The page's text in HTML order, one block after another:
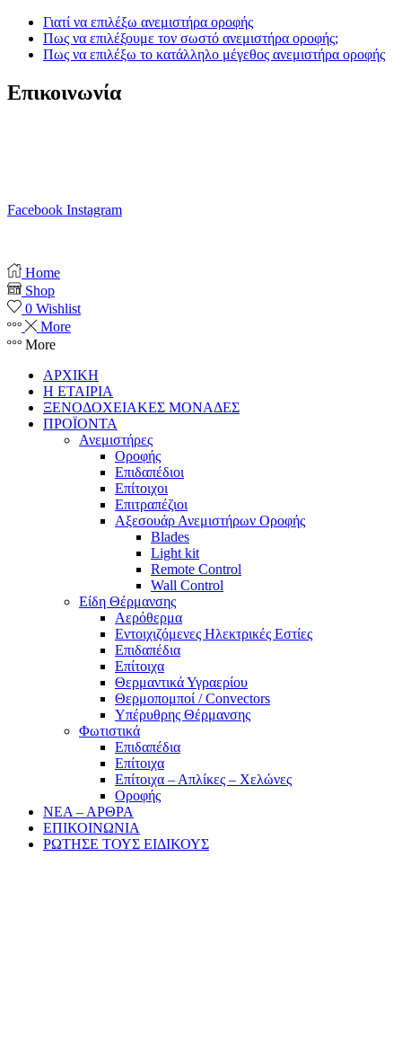
Γιατί να επιλέξω ανεμιστήρα οροφής
Πως να επιλέξουμε τον σωστό ανεμιστήρα οροφής;
Πως να επιλέξω το κατάλληλο μέγεθος ανεμιστήρα οροφής
Επικοινωνία
Facebook Instagram
Home
Shop
0 Wishlist
More
More
ΑΡΧΙΚΗ
Η ΕΤΑΙΡΙΑ
ΞΕΝΟΔΟΧΕΙΑΚΕΣ ΜΟΝΑΔΕΣ
ΠΡΟΪΟΝΤΑ
Ανεμιστήρες
Οροφής
Επιδαπέδιοι
Επίτοιχοι
Επιτραπέζιοι
Αξεσουάρ Ανεμιστήρων Οροφής
Blades
Light kit
Remote Control
Wall Control
Είδη Θέρμανσης
Αερόθερμα
Εντοιχιζόμενες Ηλεκτρικές Εστίες
Επιδαπέδια
Επίτοιχα
Θερμαντικά Υγραερίου
Θερμοπομποί / Convectors
Υπέρυθρης Θέρμανσης
Φωτιστικά
Επιδαπέδια
Επίτοιχα
Επίτοιχα – Απλίκες – Χελώνες
Οροφής
ΝΕΑ – ΑΡΘΡΑ
ΕΠΙΚΟΙΝΩΝΙΑ
ΡΩΤΗΣΕ ΤΟΥΣ ΕΙΔΙΚΟΥΣ